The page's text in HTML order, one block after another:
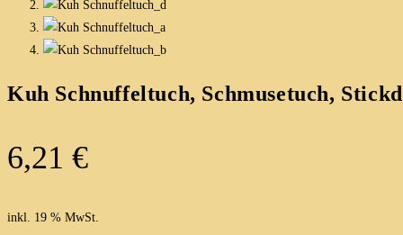
Kuh Schnuffeltuch, Schmusetuch,
6,21 €
inkl. 19 % MwSt.